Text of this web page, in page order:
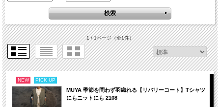
1 / 1ページ（全1件）
NEW PICK UP
MUYA 季節を問わず羽織れる【リバリーコート】Tシャツ
にもニットにも 2108